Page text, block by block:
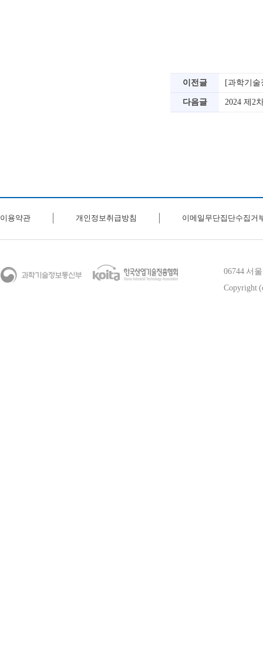
이전글 [과학기
다음글 2024 제2
이용약관 개인정보취급방침 이메일무단집단수집거
06744 서
Copyright